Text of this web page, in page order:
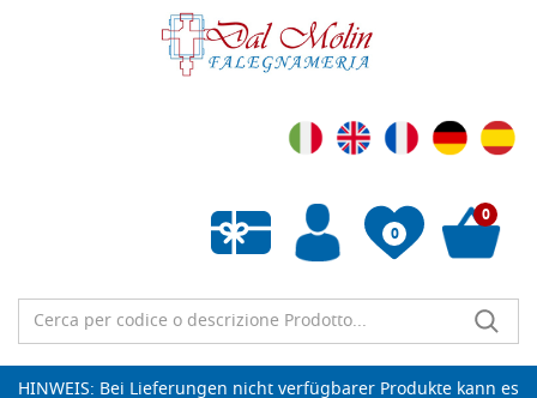
0
Wunschliste leeren
0
HINWEIS: Bei Lieferungen nicht verfügbarer Produkte kann es